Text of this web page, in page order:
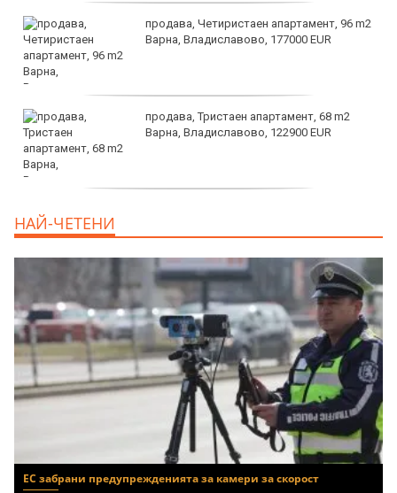
продава, Четиристаен апартамент, 96 m2
Варна, Владиславово, 177000 EUR
продава, Тристаен апартамент, 68 m2
Варна, Владиславово, 122900 EUR
НАЙ-ЧЕТЕНИ
ЕС забрани предупрежденията за камери за скорост